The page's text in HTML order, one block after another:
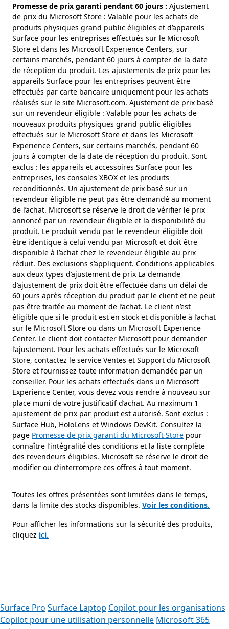
Promesse de prix garanti pendant 60 jours : Ajustement
de prix du Microsoft Store : Valable pour les achats de
produits physiques grand public éligibles et d’appareils
Surface pour les entreprises effectués sur le Microsoft
Store et dans les Microsoft Experience Centers, sur
certains marchés, pendant 60 jours à compter de la date
de réception du produit. Les ajustements de prix pour les
appareils Surface pour les entreprises peuvent être
effectués par carte bancaire uniquement pour les achats
réalisés sur le site Microsoft.com. Ajustement de prix basé
sur un revendeur éligible : Valable pour les achats de
nouveaux produits physiques grand public éligibles
effectués sur le Microsoft Store et dans les Microsoft
Experience Centers, sur certains marchés, pendant 60
jours à compter de la date de réception du produit. Sont
exclus : les appareils et accessoires Surface pour les
entreprises, les consoles XBOX et les produits
reconditionnés. Un ajustement de prix basé sur un
revendeur éligible ne peut pas être demandé au moment
de l’achat. Microsoft se réserve le droit de vérifier le prix
annoncé par un revendeur éligible et la disponibilité du
produit. Le produit vendu par le revendeur éligible doit
être identique à celui vendu par Microsoft et doit être
disponible à l’achat chez le revendeur éligible au prix
réduit. Des exclusions s’appliquent. Conditions applicables
aux deux types d’ajustement de prix La demande
d’ajustement de prix doit être effectuée dans un délai de
60 jours après réception du produit par le client et ne peut
pas être traitée au moment de l’achat. Le client n’est
éligible que si le produit est en stock et disponible à l’achat
sur le Microsoft Store ou dans un Microsoft Experience
Center. Le client doit contacter Microsoft pour demander
l’ajustement. Pour les achats effectués sur le Microsoft
Store, contactez le service Ventes et Support du Microsoft
Store et fournissez toute information demandée par un
conseiller. Pour les achats effectués dans un Microsoft
Experience Center, vous devez vous rendre à nouveau sur
place muni de votre justificatif d’achat. Au maximum 1
ajustement de prix par produit est autorisé. Sont exclus :
Surface Hub, HoloLens et Windows DevKit. Consultez la
page Promesse de prix garanti du Microsoft Store pour
connaître l’intégralité des conditions et la liste complète
des revendeurs éligibles. Microsoft se réserve le droit de
modifier ou d’interrompre ces offres à tout moment.
Toutes les offres présentées sont limitées dans le temps,
dans la limite des stocks disponibles. Voir les conditions.
Pour afficher les informations sur la sécurité des produits,
cliquez ici.
Surface Pro Surface Laptop Copilot pour les organisations
Copilot pour une utilisation personnelle Microsoft 365